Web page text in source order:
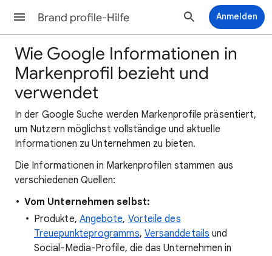
Brand profile-Hilfe Anmelden
Wie Google Informationen in
Markenprofil bezieht und
verwendet
In der Google Suche werden Markenprofile präsentiert,
um Nutzern möglichst vollständige und aktuelle
Informationen zu Unternehmen zu bieten.
Die Informationen in Markenprofilen stammen aus
verschiedenen Quellen:
Vom Unternehmen selbst:
Produkte, Angebote, Vorteile des
Treuepunkteprogramms, Versanddetails und
Social-Media-Profile, die das Unternehmen in